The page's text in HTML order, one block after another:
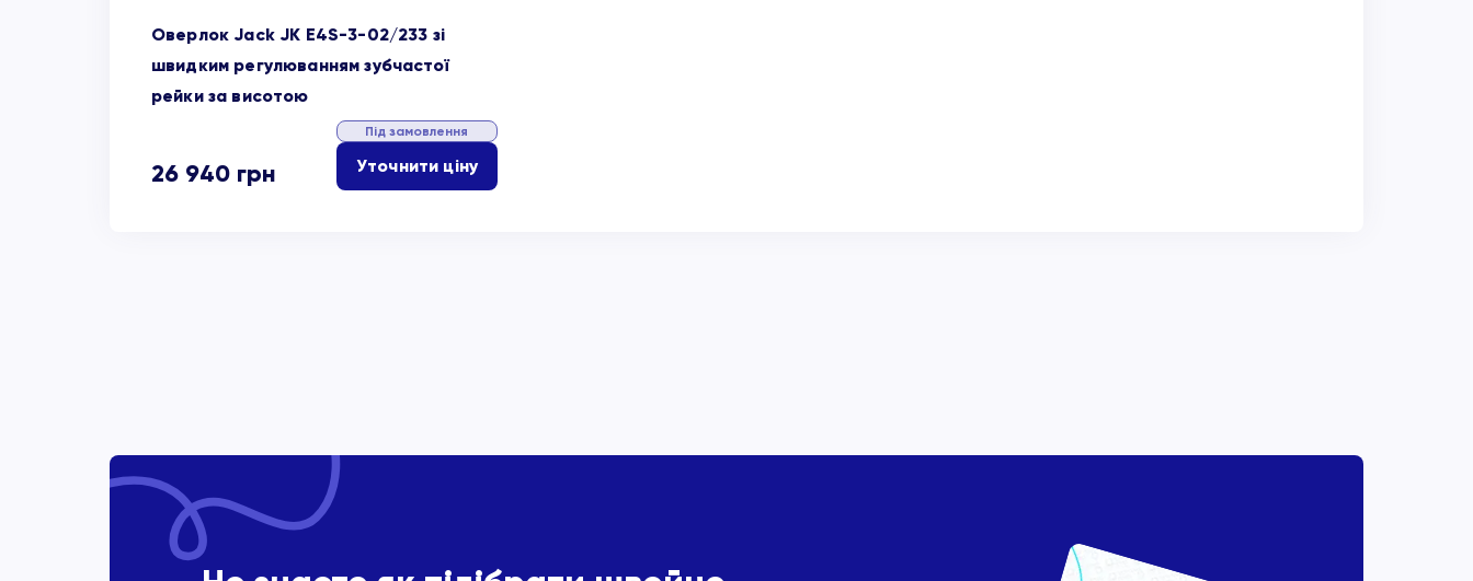
Оверлок Jack JK E4S-3-02/233 зі
швидким регулюванням зубчастої
рейки за висотою
26 940 грн
Під замовлення
Уточнити ціну